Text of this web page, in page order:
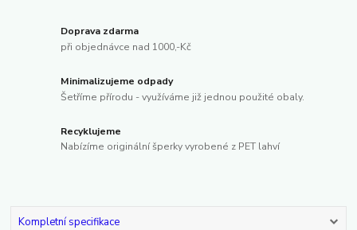
Doprava zdarma
při objednávce nad 1000,-Kč
Minimalizujeme odpady
Šetříme přírodu - využíváme již jednou použité obaly.
Recyklujeme
Nabízíme originální šperky vyrobené z PET lahví
Kompletní specifikace